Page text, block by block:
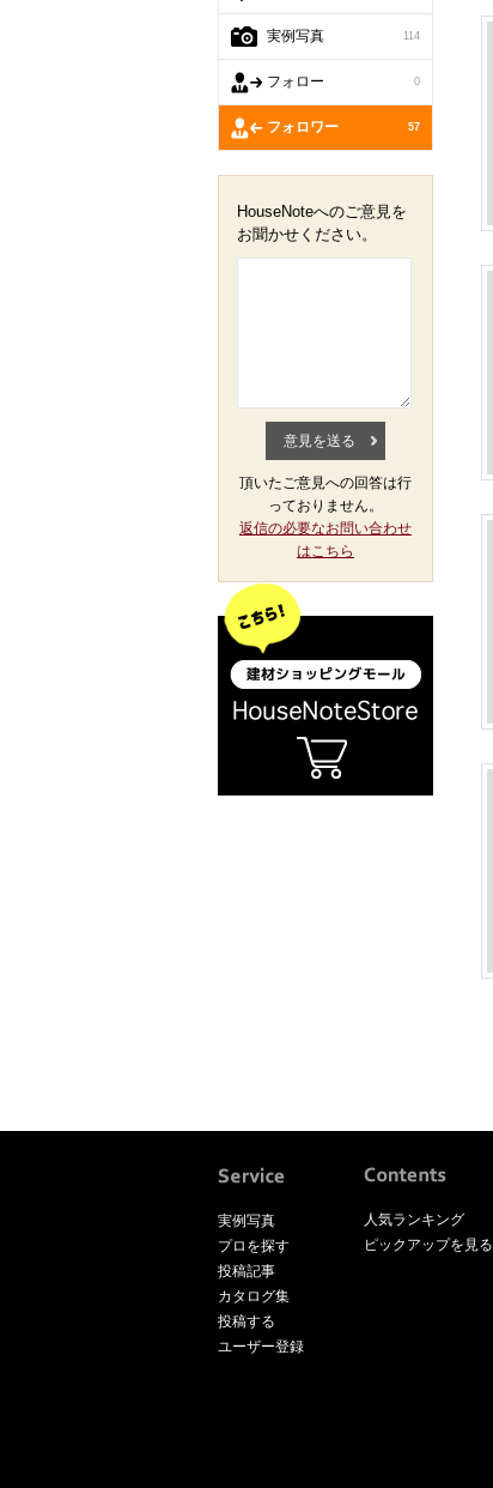
実例写真 114
フォロー 0
フォロワー 57
HouseNoteへのご意見を
お聞かせください。
頂いたご意見への回答は行
っておりません。
返信の必要なお問い合わせ
はこちら
実例写真
プロを探す
投稿記事
カタログ集
投稿する
ユーザー登録
人気ランキング
ピックアップを見る